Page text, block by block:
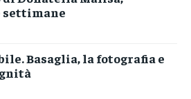
settimane
Basaglia, la fotografia e